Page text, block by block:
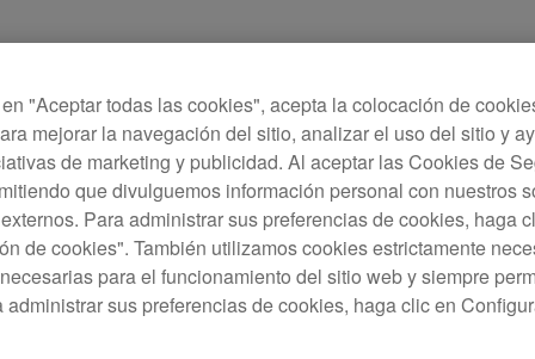
DJM-S11
para Mac
y una utilidad de configuración para Mac para la
"Aceptar todas las cookies", acepta la colocación de
mejorar la navegación del sitio, analizar el uso del sitio y
de marketing y publicidad. Al aceptar las Cookies de
que divulguemos información personal con nuestros
Para administrar sus preferencias de cookies, haga
de cookies". También utilizamos cookies estrictamente
para el funcionamiento del sitio web y siempre
administrar sus preferencias de cookies, haga clic en